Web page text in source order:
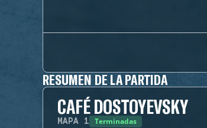
RESUMEN DE LA PARTIDA
CAFÉ DOSTOYEVSKY
MAPA 1 Terminadas